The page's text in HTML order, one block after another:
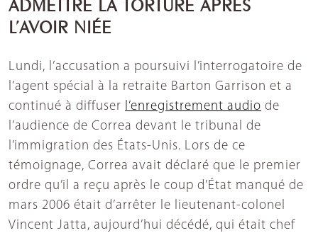
ADMETTRE LA TORTURE APRÈS
L’AVOIR NIÉE
Lundi, l’accusation a poursuivi l’interrogatoire de
l’agent spécial à la retraite Barton Garrison et a
continué à diffuser l’enregistrement audio de
l’audience de Correa devant le tribunal de
l’immigration des États-Unis. Lors de ce
témoignage, Correa avait déclaré que le premier
ordre qu’il a reçu après le coup d’État manqué de
mars 2006 était d’arrêter le lieutenant-colonel
Vincent Jatta, aujourd’hui décédé, qui était chef